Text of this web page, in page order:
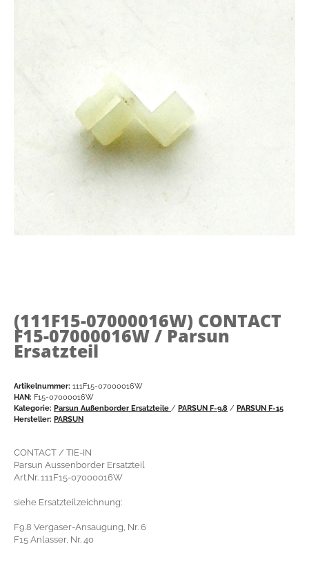
(111F15-07000016W) CONTACT
F15-07000016W / Parsun
Ersatzteil
Artikelnummer: 111F15-07000016W
HAN: F15-07000016W
Kategorie: Parsun Außenborder Ersatzteile / PARSUN F-9.8 / PARSUN F-15
Hersteller: PARSUN
CONTACT / TIE-IN
Parsun Aussenborder Ersatzteil
Art.Nr. 111F15-07000016W
siehe Ersatzteilzeichnung:
F9.8 Vergaser-Ansaugung, Nr. 6
F15 Anlasser, Nr. 40